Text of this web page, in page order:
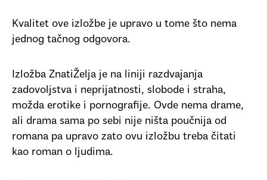
Kvalitet ove izložbe je upravo u tome što nema
jednog tačnog odgovora.
Izložba ZnatiŽelja je na liniji razdvajanja
zadovoljstva i neprijatnosti, slobode i straha,
možda erotike i pornografije. Ovde nema drame,
ali drama sama po sebi nije ništa poučnija od
romana pa upravo zato ovu izložbu treba čitati
kao roman o ljudima.